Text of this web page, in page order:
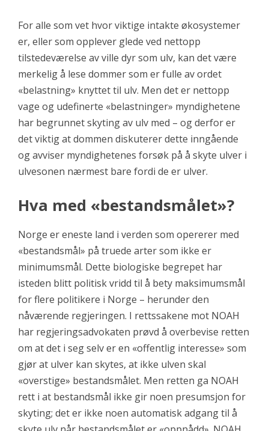
For alle som vet hvor viktige intakte økosystemer
er, eller som opplever glede ved nettopp
tilstedeværelse av ville dyr som ulv, kan det være
merkelig å lese dommer som er fulle av ordet
«belastning» knyttet til ulv. Men det er nettopp
vage og udefinerte «belastninger» myndighetene
har begrunnet skyting av ulv med – og derfor er
det viktig at dommen diskuterer dette inngående
og avviser myndighetenes forsøk på å skyte ulver i
ulvesonen nærmest bare fordi de er ulver.
Hva med «bestandsmålet»?
Norge er eneste land i verden som opererer med
«bestandsmål» på truede arter som ikke er
minimumsmål. Dette biologiske begrepet har
isteden blitt politisk vridd til å bety maksimumsmål
for flere politikere i Norge – herunder den
nåværende regjeringen. I rettssakene mot NOAH
har regjeringsadvokaten prøvd å overbevise retten
om at det i seg selv er en «offentlig interesse» som
gjør at ulver kan skytes, at ikke ulven skal
«overstige» bestandsmålet. Men retten ga NOAH
rett i at bestandsmål ikke gir noen presumsjon for
skyting; det er ikke noen automatisk adgang til å